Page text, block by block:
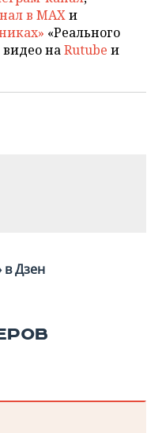
в MAXи
«Реального
наRutube и
в Дзен